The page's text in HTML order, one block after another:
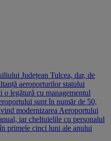
Județean Tulcea, dar, de
aeroporturilor statului
legătură cu managementul
sunt în număr de 50,
modernizarea Aeroportului
iar cheltuielile cu personalul
primele cinci luni ale anului